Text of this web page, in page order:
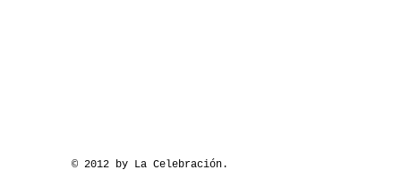
© 2012 by La Celebración.